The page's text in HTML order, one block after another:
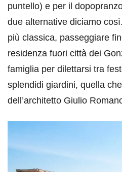
puntello) e per il
due alternative diciamo
più classica, passeggiare
residenza fuori città dei
famiglia per dilettarsi tra
splendidi giardini, quella
dell’architetto Giulio